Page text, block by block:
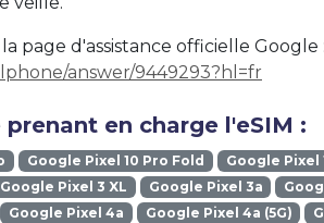
page d'assistance officielle Google :
answer/9449293?hl=fr
en charge l'eSIM :
Google Pixel 10 Pro Fold
Google Pixel
Google Pixel 3 XL Google Pixel 3a
Google Pixel 4a Google Pixel 4a (5G)